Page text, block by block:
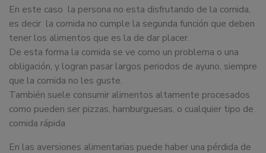
En este caso la persona no esta disfrutando de la comida,
es decir la comida no cumple la segunda función que deben
tener los alimentos que es la de dar placer.
De esta forma la comida se ve como un problema o una
obligación, y logran pasar largos periodos de ayuno, siempre
que la comida no les guste.
También suele consumir alimentos altamente procesados
como pueden ser pizzas, hamburguesas, o cualquier tipo de
comida rápida
En las aversiones alimentarias puede haber una pérdida de